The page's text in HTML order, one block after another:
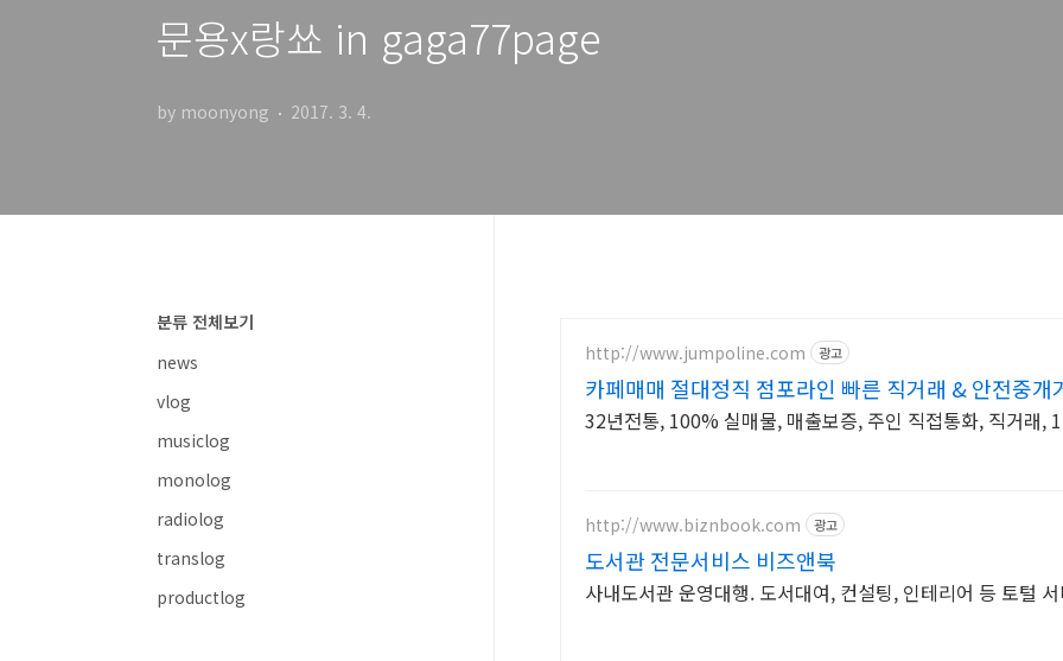
문용x랑쑈 in gaga77page
by moonyong 2017. 3. 4.
http://www.jumpoline.com 광고
카페매매 절대정직 점포라인 빠른 직거래 & 안전중개
32년전통, 100% 실매물, 매출보증, 주인 직접통화, 직거래,
http://www.biznbook.com 광고
도서관 전문서비스 비즈앤북
사내도서관 운영대행. 도서대여, 컨설팅, 인테리어 등 토털
분류 전체보기
news
vlog
musiclog
monolog
radiolog
translog
productlog